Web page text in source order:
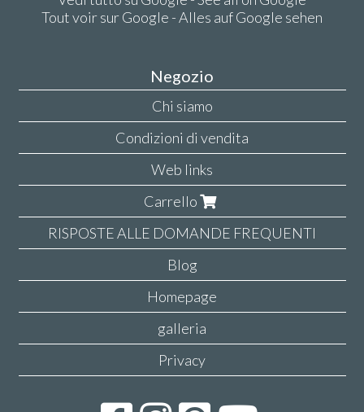
Tout voir sur Google - Alles auf Google sehen
Negozio
Chi siamo
Condizioni di vendita
Web links
Carrello
RISPOSTE ALLE DOMANDE FREQUENTI
Blog
Homepage
galleria
Privacy